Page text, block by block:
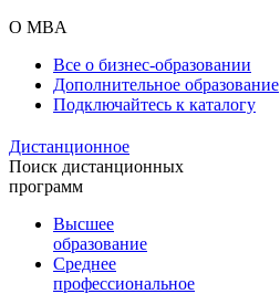
О MBA
Все о бизнес-образовании
Дополнительное образование
Подключайтесь к каталогу
Дистанционное
Поиск дистанционных
программ
Высшее
образование
Среднее
профессиональное